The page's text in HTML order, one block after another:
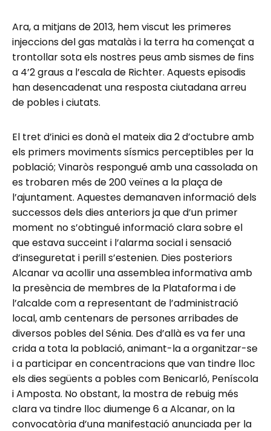
Ara, a mitjans de 2013, hem viscut les primeres
injeccions del gas matalàs i la terra ha començat a
trontollar sota els nostres peus amb sismes de fins
a 4’2 graus a l’escala de Richter. Aquests episodis
han desencadenat una resposta ciutadana arreu
de pobles i ciutats.
El tret d’inici es donà el mateix dia 2 d’octubre amb
els primers moviments sísmics perceptibles per la
població; Vinaròs respongué amb una cassolada on
es trobaren més de 200 veïnes a la plaça de
l’ajuntament. Aquestes demanaven informació dels
successos dels dies anteriors ja que d’un primer
moment no s’obtingué informació clara sobre el
que estava succeint i l’alarma social i sensació
d’inseguretat i perill s’estenien. Dies posteriors
Alcanar va acollir una assemblea informativa amb
la presència de membres de la Plataforma i de
l’alcalde com a representant de l’administració
local, amb centenars de persones arribades de
diversos pobles del Sénia. Des d’allà es va fer una
crida a tota la població, animant-la a organitzar-se
i a participar en concentracions que van tindre lloc
els dies següents a pobles com Benicarló, Peníscola
i Amposta. No obstant, la mostra de rebuig més
clara va tindre lloc diumenge 6 a Alcanar, on la
convocatòria d’una manifestació anunciada per la